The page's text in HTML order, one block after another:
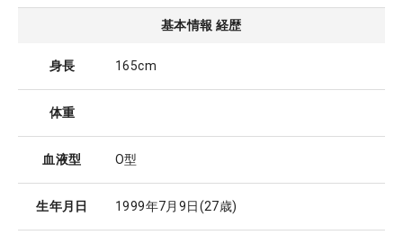
基本情報 経歴
身長 165cm
体重
血液型 O型
生年月日 1999年7月9日(27歳)